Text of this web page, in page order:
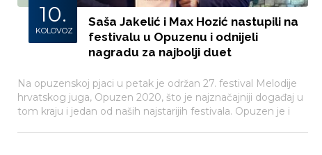
10.
KOLOVOZ
Saša Jakelić i Max Hozić nastupili na
festivalu u Opuzenu i odnijeli
nagradu za najbolji duet
Na opuzenskoj pjaci u petak je održan 27. festival Melodije
hrvatskog juga, Opuzen 2020, što je najznačajniji događaj u
tom kraju i jedan od naših najstarijih festivala. Opuzen je i